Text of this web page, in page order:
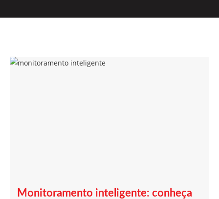
Monitoramento inteligente: conheça